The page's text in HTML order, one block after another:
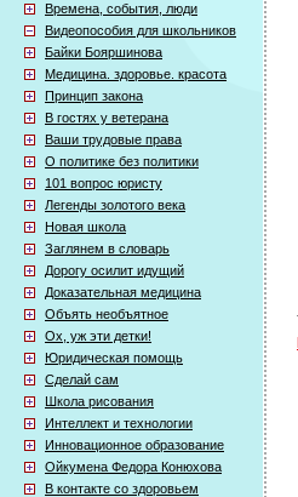
Времена, события, люди
Видеопособия для школьников
Байки Бояршинова
Медицина. здоровье. красота
Принцип закона
В гостях у ветерана
Ваши трудовые права
О политике без политики
101 вопрос юристу
Легенды золотого века
Новая школа
Заглянем в словарь
Дорогу осилит идущий
Доказательная медицина
Объять необъятное
Ох, уж эти детки!
Юридическая помощь
Сделай сам
Школа рисования
Интеллект и технологии
Инновационное образование
Ойкумена Федора Конюхова
В контакте со здоровьем